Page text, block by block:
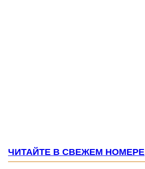
ЧИТАЙТЕ В СВЕЖЕМ НОМЕРЕ